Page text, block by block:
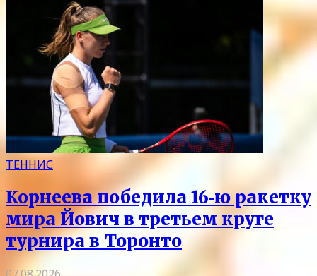
ТЕННИС
Корнеева победила 16‑ю ракетку
мира Йович в третьем круге
турнира в Торонто